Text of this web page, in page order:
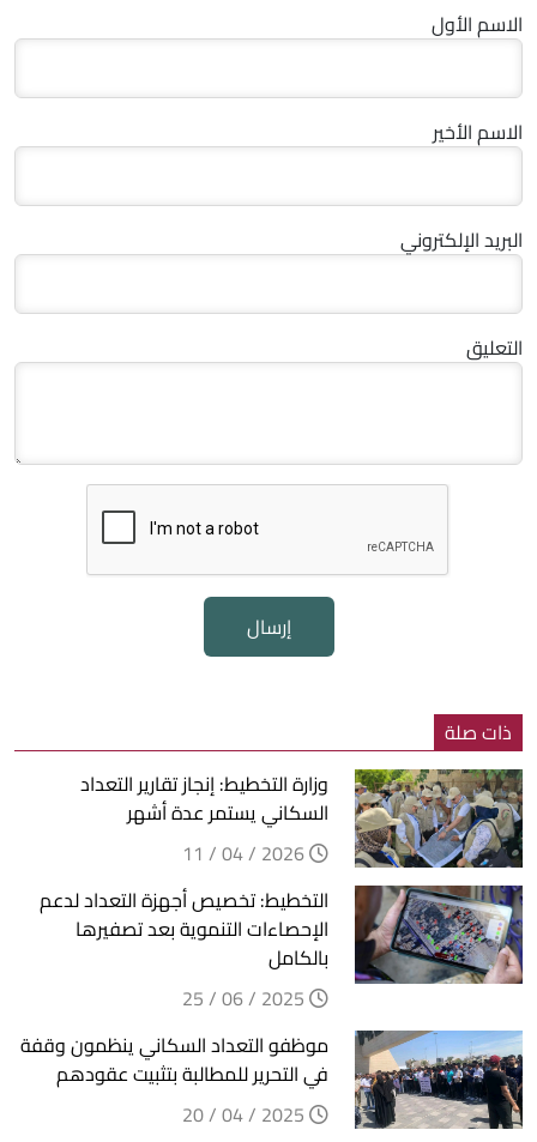
الاسم الأول
الاسم الأخير
البريد الإلكتروني
التعليق
إرسال
ذات صلة
وزارة التخطيط: إنجاز تقارير التعداد
السكاني يستمر عدة أشهر
التخطيط: تخصيص أجهزة التعداد لدعم
الإحصاءات التنموية بعد تصفيرها
بالكامل
موظفو التعداد السكاني ينظمون وقفة
في التحرير للمطالبة بتثبيت عقودهم